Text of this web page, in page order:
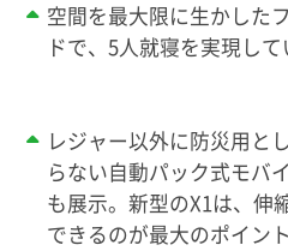
空間を最大限に生かした
ドで、5人就寝を実現し
レジャー以外に防災用と
らない自動パック式モバ
も展示。新型のX1は、伸
できるのが最大のポイン